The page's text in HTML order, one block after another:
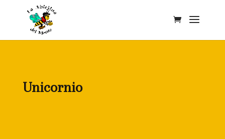
Unicornio